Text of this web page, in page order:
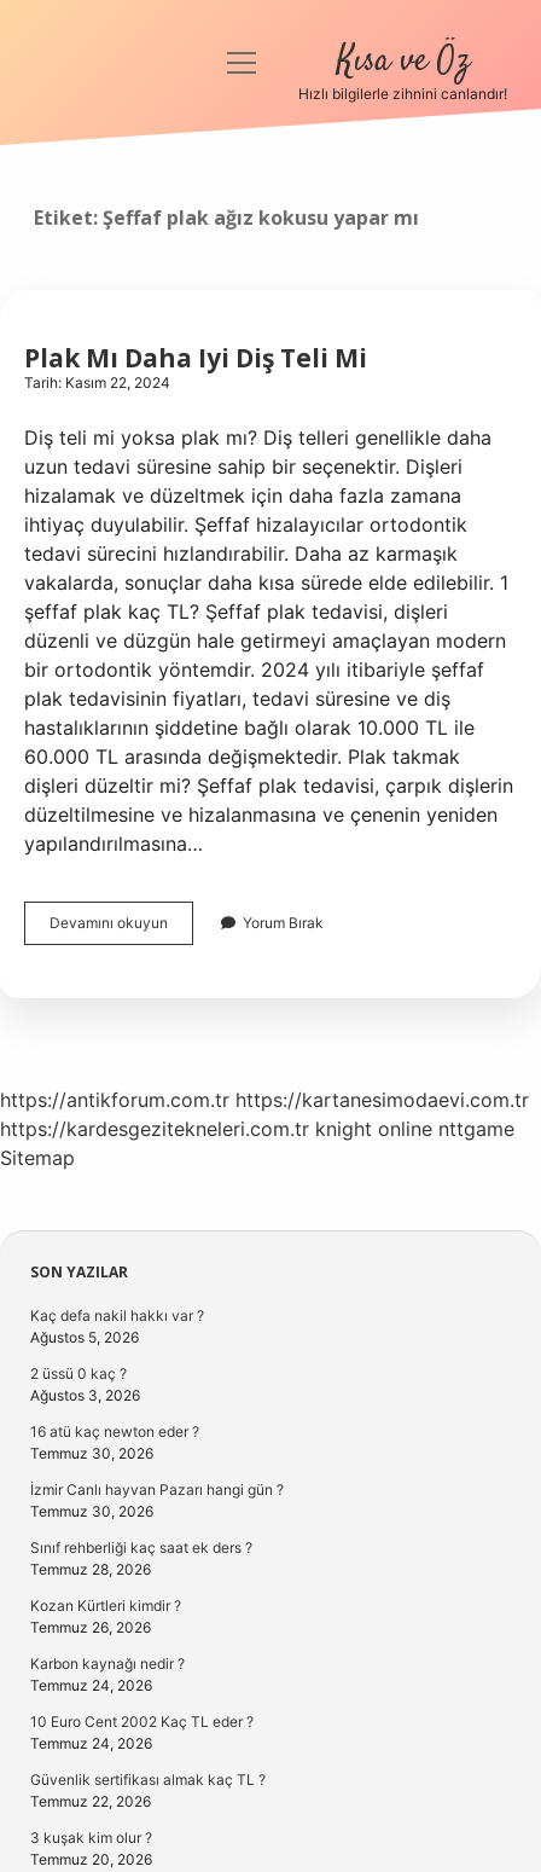
Anasayfa
menüyü
Kısa ve Öz
Hızlı bilgilerle zihnini canlandır!
Etiket:Şeffaf plak ağız kokusu yapar mı
Plak Mı Daha Iyi Diş Teli Mi
Tarih: Kasım 22, 2024
Diş teli mi yoksa plak mı? Diş telleri genellikle daha
uzun tedavi süresine sahip bir seçenektir. Dişleri
hizalamak ve düzeltmek için daha fazla zamana
ihtiyaç duyulabilir. Şeffaf hizalayıcılar ortodontik
tedavi sürecini hızlandırabilir. Daha az karmaşık
vakalarda, sonuçlar daha kısa sürede elde edilebilir. 1
şeffaf plak kaç TL? Şeffaf plak tedavisi, dişleri
düzenli ve düzgün hale getirmeyi amaçlayan modern
bir ortodontik yöntemdir. 2024 yılı itibariyle şeffaf
plak tedavisinin fiyatları, tedavi süresine ve diş
hastalıklarının şiddetine bağlı olarak 10.000 TL ile
60.000 TL arasında değişmektedir. Plak takmak
dişleri düzeltir mi? Şeffaf plak tedavisi, çarpık dişlerin
düzeltilmesine ve hizalanmasına ve çenenin yeniden
yapılandırılmasına…
Devamını okuyun
Mı
Yorum Bırak
https://antikforum.com.tr https://kartanesimodaevi.com.tr
https://kardesgezitekneleri.com.tr knight online nttgame
Sitemap
Sidebar
SON YAZILAR
Kaç defa nakil hakkı var ?
Ağustos 5, 2026
2 üssü 0 kaç ?
Ağustos 3, 2026
16 atü kaç newton eder ?
Temmuz 30, 2026
İzmir Canlı hayvan Pazarı hangi gün ?
Temmuz 30, 2026
Sınıf rehberliği kaç saat ek ders ?
Temmuz 28, 2026
Kozan Kürtleri kimdir ?
Temmuz 26, 2026
Karbon kaynağı nedir ?
Temmuz 24, 2026
10 Euro Cent 2002 Kaç TL eder ?
Temmuz 24, 2026
Güvenlik sertifikası almak kaç TL ?
Temmuz 22, 2026
3 kuşak kim olur ?
Temmuz 20, 2026